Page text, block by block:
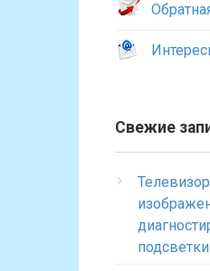
Свежие
подсветки